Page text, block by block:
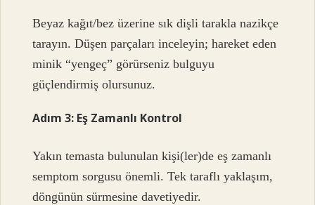
Beyaz kağıt/bez üzerine sık dişli tarakla nazikçe
tarayın. Düşen parçaları inceleyin; hareket eden
minik “yengeç” görürseniz bulguyu
güçlendirmiş olursunuz.
Adım 3: Eş Zamanlı Kontrol
Yakın temasta bulunulan kişi(ler)de eş zamanlı
semptom sorgusu önemli. Tek taraflı yaklaşım,
döngünün sürmesine davetiyedir.